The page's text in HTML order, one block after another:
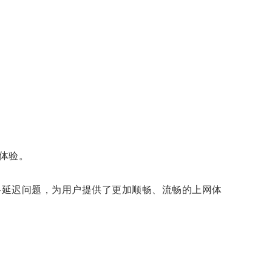
验。
问题，为用户提供了更加顺畅、流畅的上网体